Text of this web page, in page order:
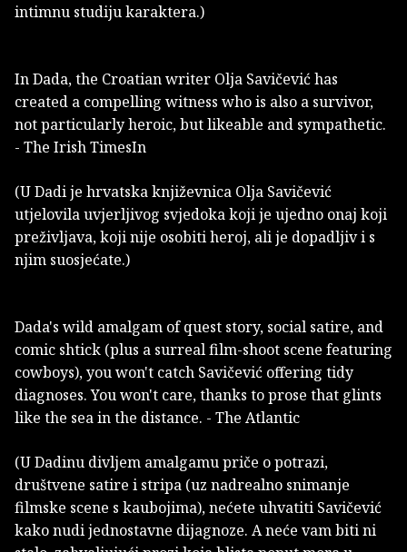
intimnu studiju karaktera.)
In Dada, the Croatian writer Olja Savičević has
created a compelling witness who is also a survivor,
not particularly heroic, but likeable and sympathetic.
- The Irish TimesIn
(U Dadi je hrvatska književnica Olja Savičević
utjelovila uvjerljivog svjedoka koji je ujedno onaj koji
preživljava, koji nije osobiti heroj, ali je dopadljiv i s
njim suosjećate.)
Dada's wild amalgam of quest story, social satire, and
comic shtick (plus a surreal film-shoot scene featuring
cowboys), you won't catch Savičević offering tidy
diagnoses. You won't care, thanks to prose that glints
like the sea in the distance. - The Atlantic
(U Dadinu divljem amalgamu priče o potrazi,
društvene satire i stripa (uz nadrealno snimanje
filmske scene s kaubojima), nećete uhvatiti Savičević
kako nudi jednostavne dijagnoze. A neće vam biti ni